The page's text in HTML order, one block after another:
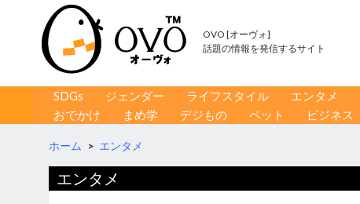
OVO [オーヴォ]
話題の情報を発信するサイト
コンテンツへ移動
SDGs ジェンダー ライフスタイル エンタメ
おでかけ
まめ学 デジもの ペット ビジネス
ホーム > エンタメ
エンタメ